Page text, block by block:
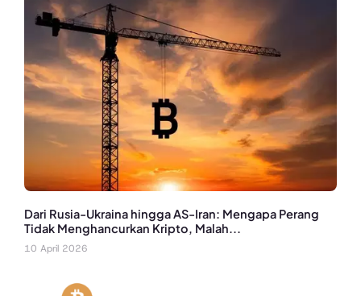
Dari Rusia-Ukraina hingga AS-Iran: Mengapa Perang
Tidak Menghancurkan Kripto, Malah...
10 April 2026